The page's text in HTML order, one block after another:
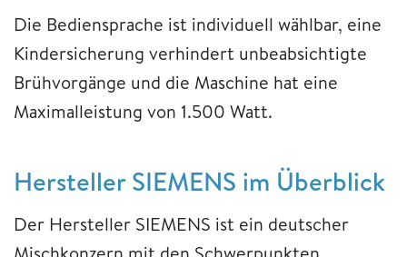
Die Bediensprache ist individuell wählbar, eine
Kindersicherung verhindert unbeabsichtigte
Brühvorgänge und die Maschine hat eine
Maximalleistung von 1.500 Watt.
Hersteller SIEMENS im Überblick
Der Hersteller SIEMENS ist ein deutscher